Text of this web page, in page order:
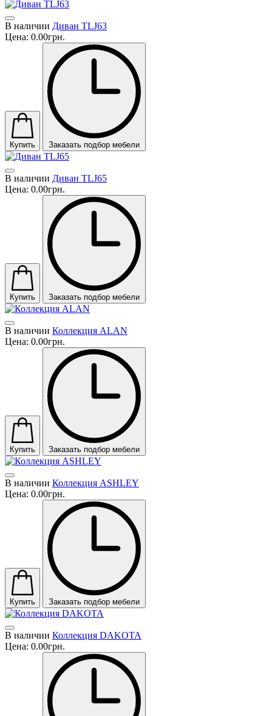
В наличии Диван TLJ63
Цена: 0.00грн.
Купить Заказать подбор мебели
В наличии Диван TLJ65
Цена: 0.00грн.
Купить Заказать подбор мебели
В наличии Коллекция ALAN
Цена: 0.00грн.
Купить Заказать подбор мебели
В наличии Коллекция ASHLEY
Цена: 0.00грн.
Купить Заказать подбор мебели
В наличии Коллекция DAKOTA
Цена: 0.00грн.